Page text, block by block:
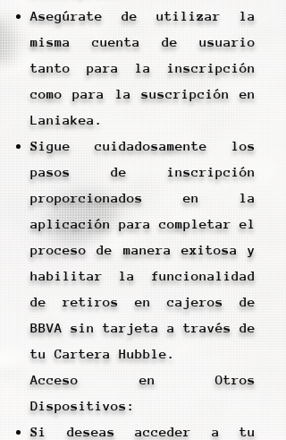
Asegúrate de utilizar la
misma cuenta de usuario
tanto para la inscripción
como para la suscripción en
Laniakea.
Sigue cuidadosamente los
pasos de inscripción
proporcionados en la
aplicación para completar el
proceso de manera exitosa y
habilitar la funcionalidad
de retiros en cajeros de
BBVA sin tarjeta a través de
tu Cartera Hubble.
Acceso en Otros
Dispositivos:
Si deseas acceder a tu